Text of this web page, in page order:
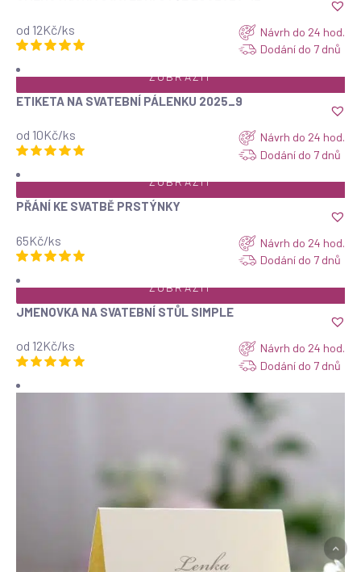
od 12Kč/ks
Návrh do 24 hod.
Dodání do 7 dnů
ZOBRAZIT
ETIKETA NA SVATEBNÍ PÁLENKU 2025_9
od 10Kč/ks
Návrh do 24 hod.
Dodání do 7 dnů
ZOBRAZIT
PŘÁNÍ KE SVATBĚ PRSTÝNKY
65Kč/ks
Návrh do 24 hod.
Dodání do 7 dnů
ZOBRAZIT
JMENOVKA NA SVATEBNÍ STŮL SIMPLE
od 12Kč/ks
Návrh do 24 hod.
Dodání do 7 dnů